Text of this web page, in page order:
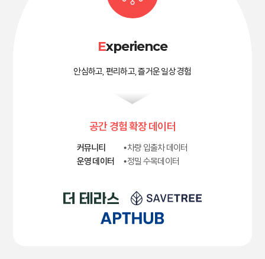
Experience
안심하고, 편리하고, 즐거운 일상 경험
공간 경험 확장 데이터
커뮤니티
운영 데이터
• 차량 입출차 데이터
• 정밀 수목데이터